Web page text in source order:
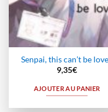
Senpai, this can’t be
9,35€
AJOUTER AU PANIER